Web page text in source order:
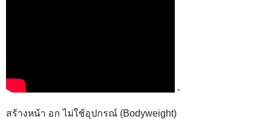
-
สร้างหน้า อก ไม่ใช้อุปกรณ์ (Bodyweight)